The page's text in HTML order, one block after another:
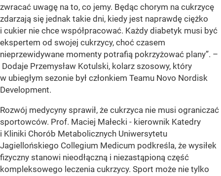
zwracać uwagę na to, co jemy. Będąc chorym na cukrzycę
zdarzają się jednak takie dni, kiedy jest naprawdę ciężko
i cukier nie chce współpracować. Każdy diabetyk musi być
ekspertem od swojej cukrzycy, choć czasem
nieprzewidywane momenty potrafią pokrzyżować plany”. –
Dodaje Przemysław Kotulski, kolarz szosowy, który
w ubiegłym sezonie był członkiem Teamu Novo Nordisk
Development.
Rozwój medycyny sprawił, że cukrzyca nie musi ograniczać
sportowców. Prof. Maciej Małecki - kierownik Katedry
i Kliniki Chorób Metabolicznych Uniwersytetu
Jagiellońskiego Collegium Medicum podkreśla, że wysiłek
fizyczny stanowi nieodłączną i niezastąpioną część
kompleksowego leczenia cukrzycy. Sport może nie tylko